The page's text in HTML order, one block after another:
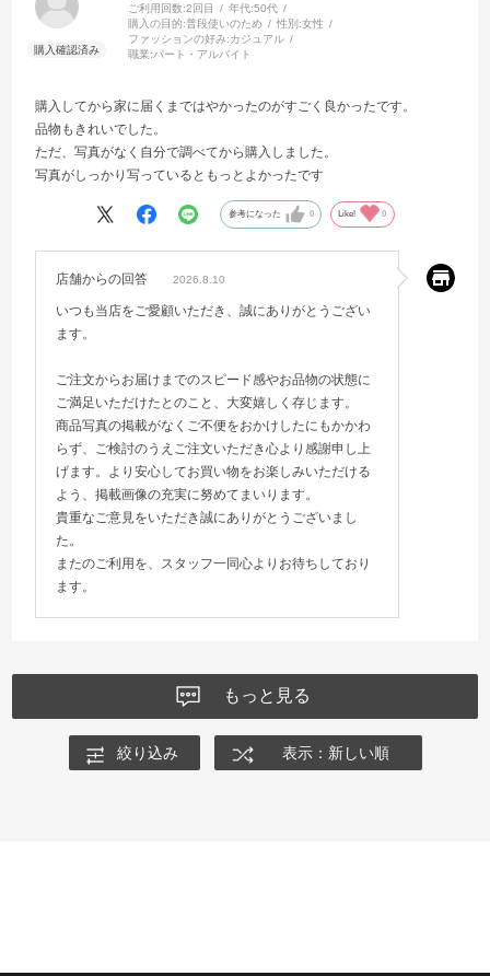
ご利用回数:2回目 年代:50代
購入の目的:普段使いのため 性別:女性
ファッションの好み:カジュアル
職業:パート・アルバイト
購入してから家に届くまではやかったのがすごく良かったです。
品物もきれいでした。
ただ、写真がなく自分で調べてから購入しました。
写真がしっかり写っているともっとよかったです
参考になった 0 Like! 0
店舗からの回答 2026.8.10
いつも当店をご愛顧いただき、誠にありがとうござい
ます。
ご注文からお届けまでのスピード感やお品物の状態に
ご満足いただけたとのこと、大変嬉しく存じます。
商品写真の掲載がなくご不便をおかけしたにもかかわ
らず、ご検討のうえご注文いただき心より感謝申し上
げます。より安心してお買い物をお楽しみいただける
よう、掲載画像の充実に努めてまいります。
貴重なご意見をいただき誠にありがとうございまし
た。
またのご利用を、スタッフ一同心よりお待ちしており
ます。
もっと見る
絞り込み 表示：新しい順